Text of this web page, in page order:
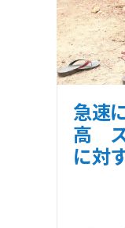
急速
高 ス
に対